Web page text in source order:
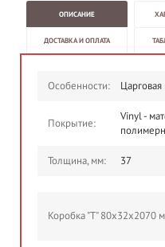
ОПИСАНИЕ
ДОСТАВКА И ОПЛАТА
Особенности: Царговая
Покрытие:
Vinyl -
Толщина, мм: 37
Коробка "Т" 80х32х2070